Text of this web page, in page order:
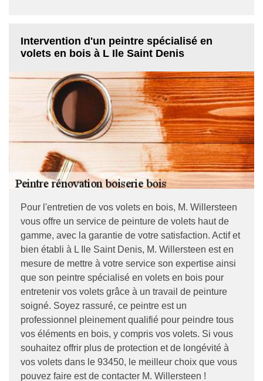
Intervention d'un peintre spécialisé en
volets en bois à L Ile Saint Denis
Pour l'entretien de vos volets en bois, M. Willersteen
vous offre un service de peinture de volets haut de
gamme, avec la garantie de votre satisfaction. Actif et
bien établi à L Ile Saint Denis, M. Willersteen est en
mesure de mettre à votre service son expertise ainsi
que son peintre spécialisé en volets en bois pour
entretenir vos volets grâce à un travail de peinture
soigné. Soyez rassuré, ce peintre est un
professionnel pleinement qualifié pour peindre tous
vos éléments en bois, y compris vos volets. Si vous
souhaitez offrir plus de protection et de longévité à
vos volets dans le 93450, le meilleur choix que vous
pouvez faire est de contacter M. Willersteen !